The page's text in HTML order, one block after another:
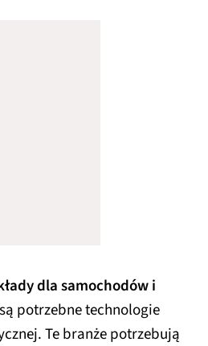
dla samochodów i
potrzebne technologie
Te branże potrzebują